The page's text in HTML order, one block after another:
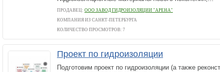
ПРОДАВЕЦ: ООО ЗАВОД ГИДРОИЗОЛЯЦИИ "АРЕНА"
КОМПАНИЯ ИЗ САНКТ-ПЕТЕРБУРГА
КОЛИЧЕСТВО ПРОСМОТРОВ: 7
Проект по гидроизоляции
Подготовим проект по гидроизоляции (а также